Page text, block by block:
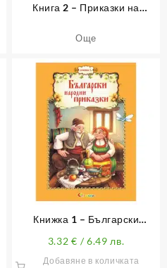
Книга 2 – Приказки на
у съседите.
Още
Книжка 1 – Български
обръщение)
3.32€ / 6.49 лв.
Добавяне в количката